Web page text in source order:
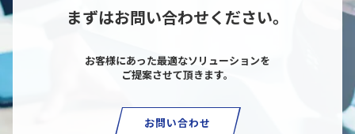
まずはお問い合わせください。
お客様にあった最適なソリューションを
ご提案させて頂きます。
お問い合わせ